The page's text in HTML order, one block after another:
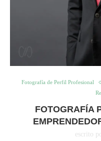
Fotografía de Perfil Profesional
FOTOGRAFÍA
escrito